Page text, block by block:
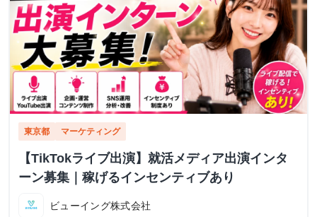
東京都 マーケティング
【TikTokライブ出演】就活メディア出演インタ
ーン募集｜稼げるインセンティブあり
ビューイング株式会社